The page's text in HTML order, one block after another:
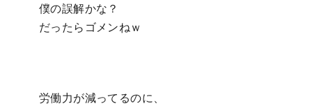
僕の誤解かな？
だったらゴメンねｗ
労働力が減ってるのに、